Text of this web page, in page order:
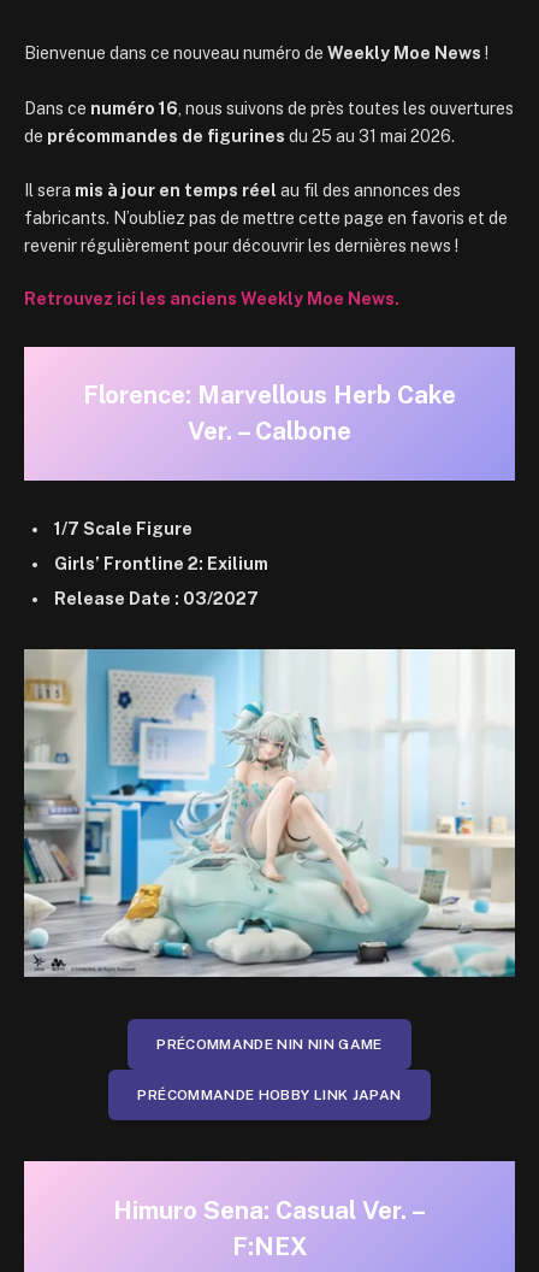
Bienvenue dans ce nouveau numéro de Weekly Moe News !
Dans ce numéro 16 , nous suivons de près toutes les ouvertures
de précommandes de figurines du 25 au 31 mai 2026.
Il sera mis à jour en temps réel au fil des annonces des
fabricants. N’oubliez pas de mettre cette page en favoris et de
revenir régulièrement pour découvrir les dernières news !
Retrouvez ici les anciens Weekly Moe News.
Florence: Marvellous Herb Cake
Ver. – Calbone
1/7 Scale Figure
Girls’ Frontline 2: Exilium
Release Date : 03/2027
PRÉCOMMANDE NIN NIN GAME
PRÉCOMMANDE HOBBY LINK JAPAN
Himuro Sena: Casual Ver. –
F:NEX